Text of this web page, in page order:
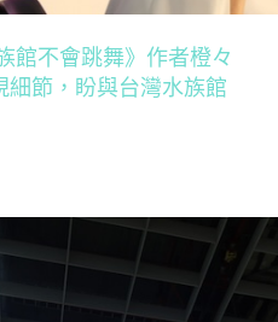
館不會跳舞》作者橙々
細節，盼與台灣水族館